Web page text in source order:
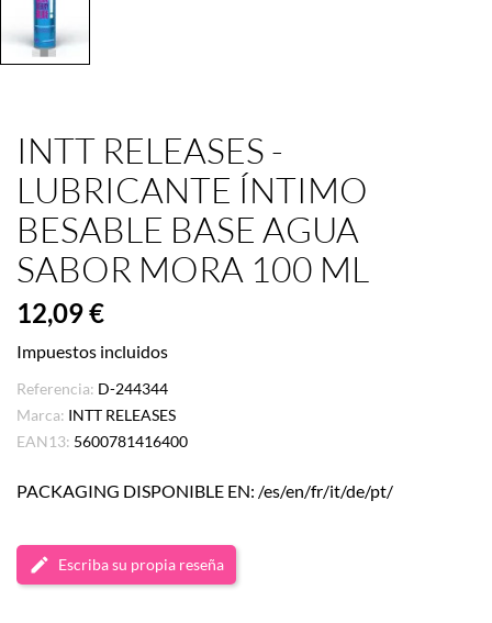
INTT RELEASES -
LUBRICANTE ÍNTIMO
BESABLE BASE AGUA
SABOR MORA 100 ML
12,09 €
Impuestos incluidos
Referencia: D-244344
Marca: INTT RELEASES
EAN13: 5600781416400
PACKAGING DISPONIBLE EN: /es/en/fr/it/de/pt/
Escriba su propia reseña